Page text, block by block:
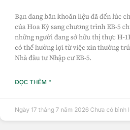
Bạn đang băn khoăn liệu đã đến lúc
của Hoa Kỳ sang chương trình EB-5
những người đang sở hữu thị thực H-
có thể hưởng lợi từ việc xin thường
Nhà đầu tư Nhập cư EB-5.
ĐỌC THÊM "
Ngày 17 tháng 7 năm 2026 Chưa có bình